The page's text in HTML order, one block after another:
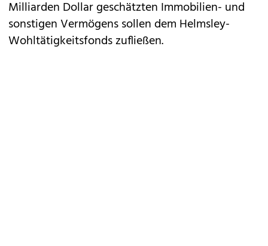
Milliarden Dollar geschätzten Immobilien- und
sonstigen Vermögens sollen dem Helmsley-
Wohltätigkeitsfonds zufließen.